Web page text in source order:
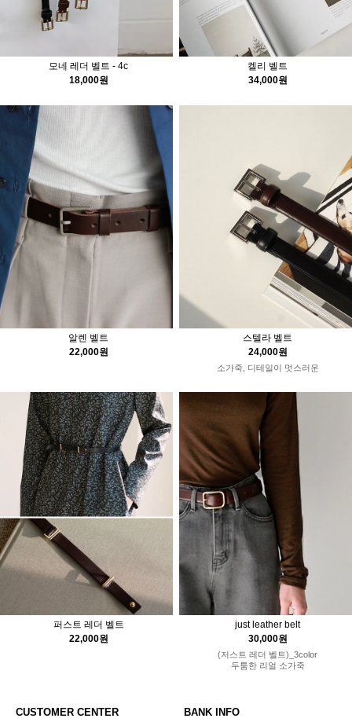
모네 레더 벨트 - 4c
18,000원
켈리 벨트
34,000원
알렌 벨트
22,000원
스텔라 벨트
24,000원
소가죽, 디테일이 멋스러운
퍼스트 레더 벨트
22,000원
just leather belt
30,000원
(저스트 레더 벨트)_3color
두툼한 리얼 소가죽
CUSTOMER CENTER BANK INFO